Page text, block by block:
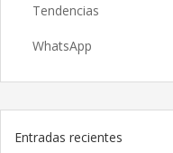
Tendencias
WhatsApp
Entradas recientes